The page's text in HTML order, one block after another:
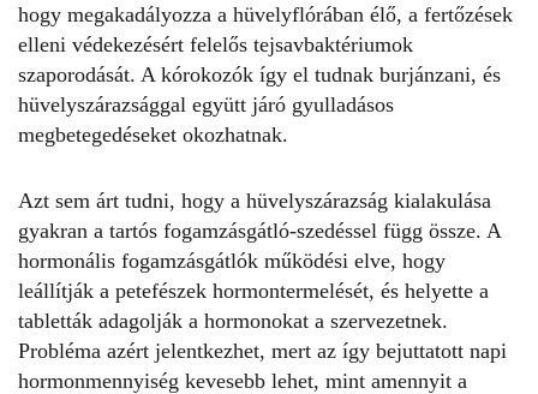
hogy megakadályozza a hüvelyflórában élő, a fertőzések
elleni védekezésért felelős tejsavbaktériumok
szaporodását. A kórokozók így el tudnak burjánzani, és
hüvelyszárazsággal együtt járó gyulladásos
megbetegedéseket okozhatnak.
Azt sem árt tudni, hogy a hüvelyszárazság kialakulása
gyakran a tartós fogamzásgátló-szedéssel függ össze. A
hormonális fogamzásgátlók működési elve, hogy
leállítják a petefészek hormontermelését, és helyette a
tabletták adagolják a hormonokat a szervezetnek.
Probléma azért jelentkezhet, mert az így bejuttatott napi
hormonmennyiség kevesebb lehet, mint amennyit a